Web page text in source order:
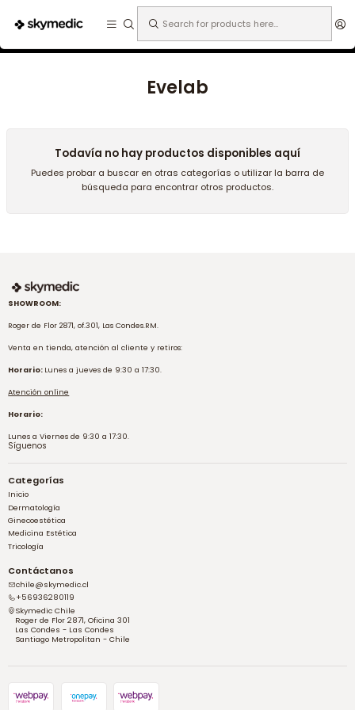
Tecnología Tecnología Evelab
Evelab
Todavía no hay productos disponibles aquí
Puedes probar a buscar en otras categorías o utilizar la barra de
búsqueda para encontrar otros productos.
SHOWROOM:
Roger de Flor 2871, of.301, Las Condes.RM.
Venta en tienda, atención al cliente y retiros:
Horario: Lunes a jueves de 9:30 a 17:30.
Atención online
Horario:
Lunes a Viernes de 9:30 a 17:30.
Síguenos
Categorías
Inicio
Dermatología
Ginecoestética
Medicina Estética
Tricología
Contáctanos
chile@skymedic.cl
+56936280119
Skymedic Chile
Roger de Flor 2871, Oficina 301
Las Condes - Las Condes
Santiago Metropolitan - Chile